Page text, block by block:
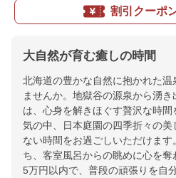
割引クーポ
大自然が育む癒しの時間
北海道の豊かな自然に抱かれた
ませんか。地獄谷の源泉から湧
は、心身を解きほぐす贅沢な時
気の中、日本庭園の四季折々の
ない時間をお過ごしいただけま
ち、客室風呂からの眺めに心を
5万円以内で、普段の頑張りを自